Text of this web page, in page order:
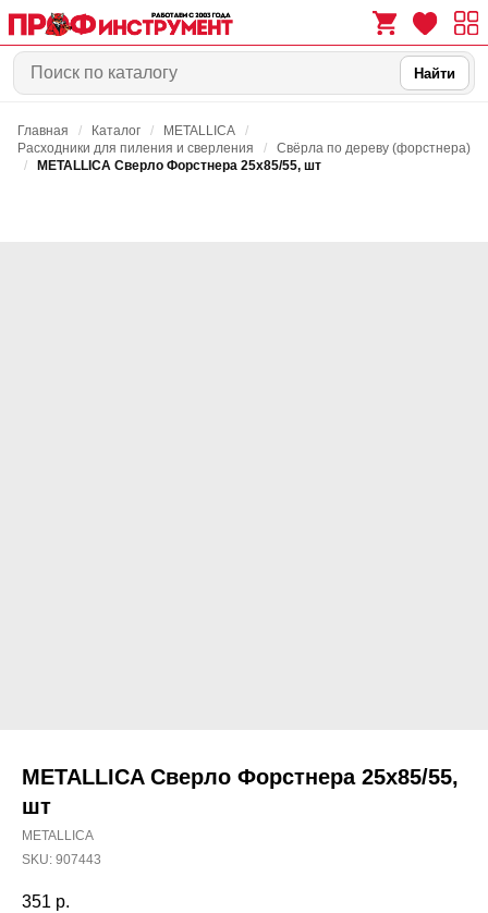
0
Найти
Главная / Каталог / METALLICA
/
Расходники для пиления и сверления
/
Свёрла по дереву (форстнера)
/
METALLICA Сверло Форстнера 25х85/55, шт
METALLICA Сверло Форстнера 25х85/55,
шт
METALLICA
SKU: 907443
351 р.